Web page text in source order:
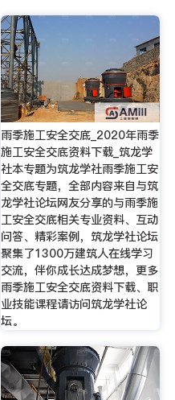
雨季施工安全交底_2020年雨季
施工安全交底资料下载_筑龙学
社本专题为筑龙学社雨季施工安
全交底专题，全部内容来自与筑
龙学社论坛网友分享的与雨季施
工安全交底相关专业资料、互动
问答、精彩案例，筑龙学社论坛
聚集了1300万建筑人在线学习
交流，伴你成长达成梦想，更多
雨季施工安全交底资料下载、职
业技能课程请访问筑龙学社论
坛。